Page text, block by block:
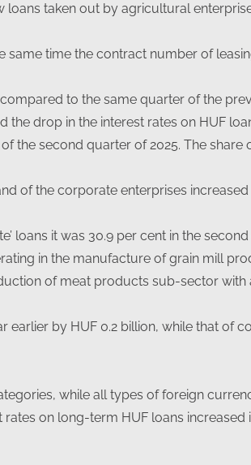
taken out by agricultural
time the contract number of
to the same quarter of the
drop in the interest rates on HUF
the second quarter of 2025. The share
of the corporate enterprises
loans it was 30.9 per cent in the
in the manufacture of grain mill
of meat products sub-sector with
by HUF 0.2 billion, while that of
while all types of foreign
on long-term HUF loans increased